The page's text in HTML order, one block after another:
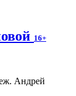
16+